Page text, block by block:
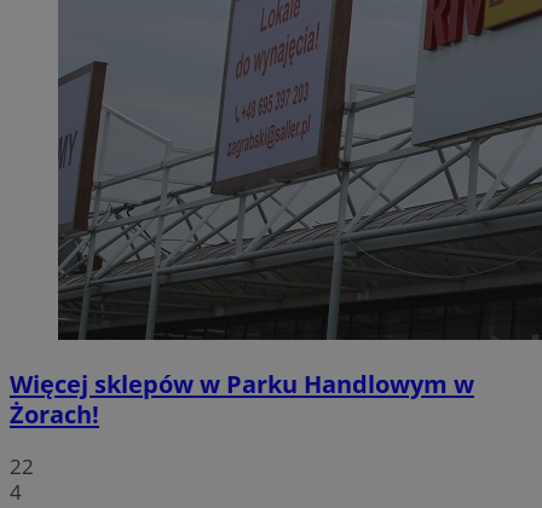
Więcej sklepów w Parku Handlowym w
Żorach!
22
4